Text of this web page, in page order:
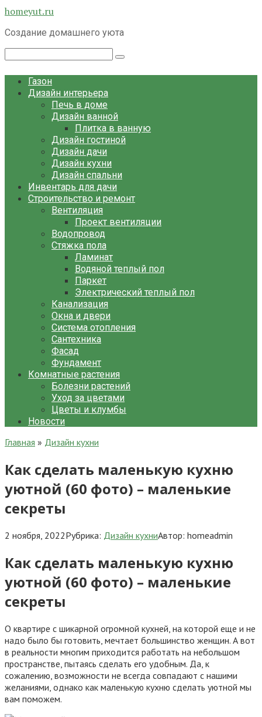
Перейти
контенту
homeyut.ru
Создание домашнего уюта
Газон
Дизайн интерьера
Печь в доме
Дизайн ванной
Плитка в ванную
Дизайн гостиной
Дизайн дачи
Дизайн кухни
Дизайн спальни
Инвентарь для дачи
Строительство и ремонт
Вентиляция
Проект вентиляции
Водопровод
Стяжка пола
Ламинат
Водяной теплый пол
Паркет
Электрический теплый пол
Канализация
Окна и двери
Система отопления
Сантехника
Фасад
Фундамент
Комнатные растения
Болезни растений
Уход за цветами
Цветы и клумбы
Новости
Главная » Дизайн кухни
Как сделать маленькую кухню
уютной (60 фото) – маленькие
секреты
2 ноября, 2022Рубрика: Дизайн кухниАвтор: homeadmin
Как сделать маленькую кухню
уютной (60 фото) – маленькие
секреты
О квартире с шикарной огромной кухней, на которой еще и не
надо было бы готовить, мечтает большинство женщин. А вот
в реальности многим приходится работать на небольшом
пространстве, пытаясь сделать его удобным. Да, к
сожалению, возможности не всегда совпадают с нашими
желаниями, однако как маленькую кухню сделать уютной мы
вам поможем.